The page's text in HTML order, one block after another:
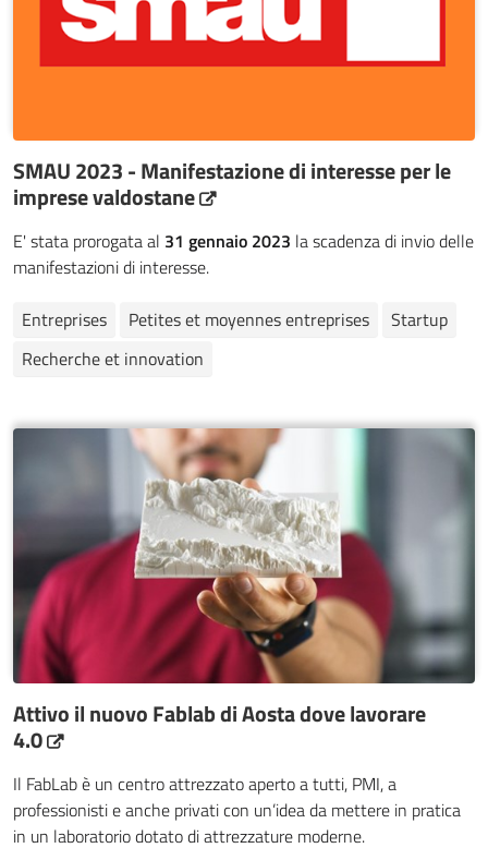
SMAU 2023 - Manifestazione di interesse per le
imprese valdostane
E' stata prorogata al 31 gennaio 2023 la scadenza di invio delle
manifestazioni di interesse.
Entreprises
Petites et moyennes entreprises
Startup
Recherche et innovation
Attivo il nuovo Fablab di Aosta dove lavorare
4.0
Il FabLab è un centro attrezzato aperto a tutti, PMI, a
professionisti e anche privati con un’idea da mettere in pratica
in un laboratorio dotato di attrezzature moderne.